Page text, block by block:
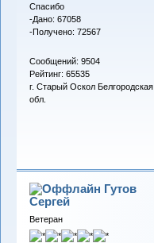
Спасибо
-Дано: 67058
-Получено: 72567
Сообщений: 9504
Рейтинг: 65535
г. Старый Оскол Белгородская
обл.
Гутов
Сергей
Ветеран